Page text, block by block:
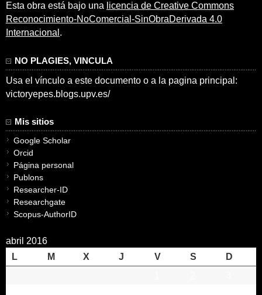
Esta obra está bajo una licencia de Creative Commons
Reconocimiento-NoComercial-SinObraDerivada 4.0
Internacional .
NO PLAGIES, VINCULA
Usa el vínculo a este documento o a la pagina principal:
victoryepes.blogs.upv.es/
Mis sitios
Google Scholar
Orcid
Página personal
Publons
Researcher-ID
Researchgate
Scopus-AuthorID
abril 2016
L
M X J V S
D